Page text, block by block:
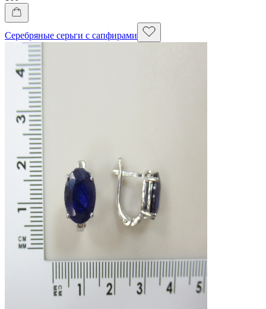
Серебряные серьги с сапфирами